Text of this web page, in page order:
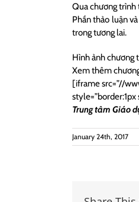
Qua chương trình
Phần thảo luận
trong tương lai.
Hình ảnh chương
Xem thêm
[iframe src=”//
Trung tâm Giáo
January 24th, 2017